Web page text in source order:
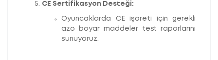
CE Sertifikasyon Desteği:
Oyuncaklarda CE işareti için gerekli
azo boyar maddeler test raporlarını
sunuyoruz.